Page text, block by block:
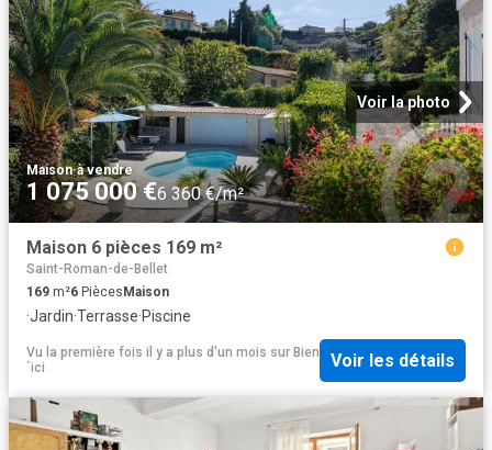
Voir la photo
Maison·à vendre
1 075 000 €6 360 €/m²
Maison 6 pièces 169 m²
Saint-Roman-de-Bellet
169 m²6 PiècesMaison
·Jardin·Terrasse·Piscine
Vu la première fois il y a plus d'un mois sur Bien
´ici
Voir les détails